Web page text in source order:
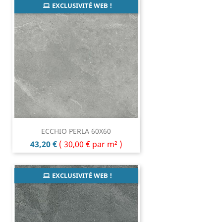
ECCHIO PERLA 60X60
Prix
43,20 € ( 30,00 € par m² )
EXCLUSIVITÉ WEB !
EXCLUSIVITÉ WEB !